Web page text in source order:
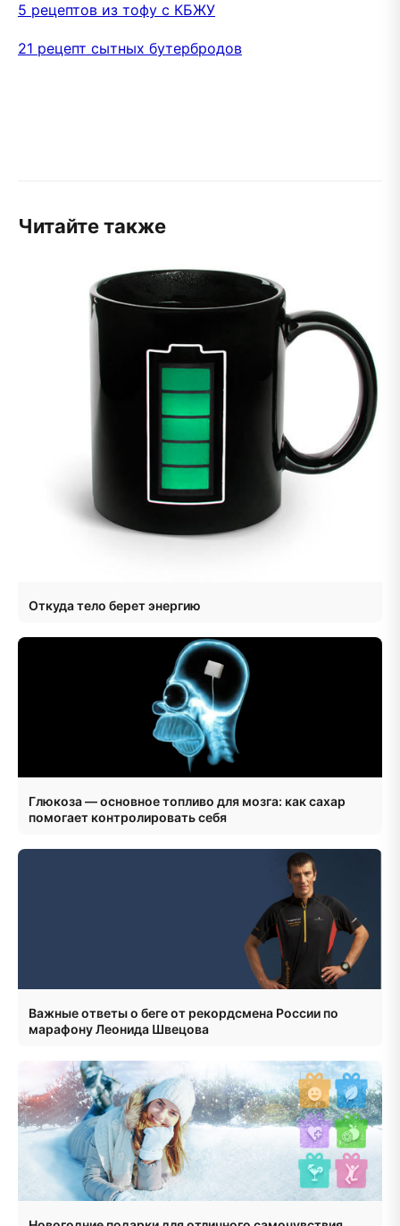
5 рецептов из тофу с КБЖУ
21 рецепт сытных бутербродов
Читайте также
Откуда тело берет энергию
Глюкоза — основное топливо для мозга: как сахар
помогает контролировать себя
Важные ответы о беге от рекордсмена России по
марафону Леонида Швецова